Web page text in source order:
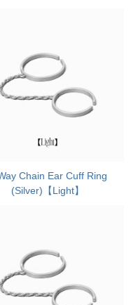
Chain Ear Cuff Ring
(Silver)【Light】